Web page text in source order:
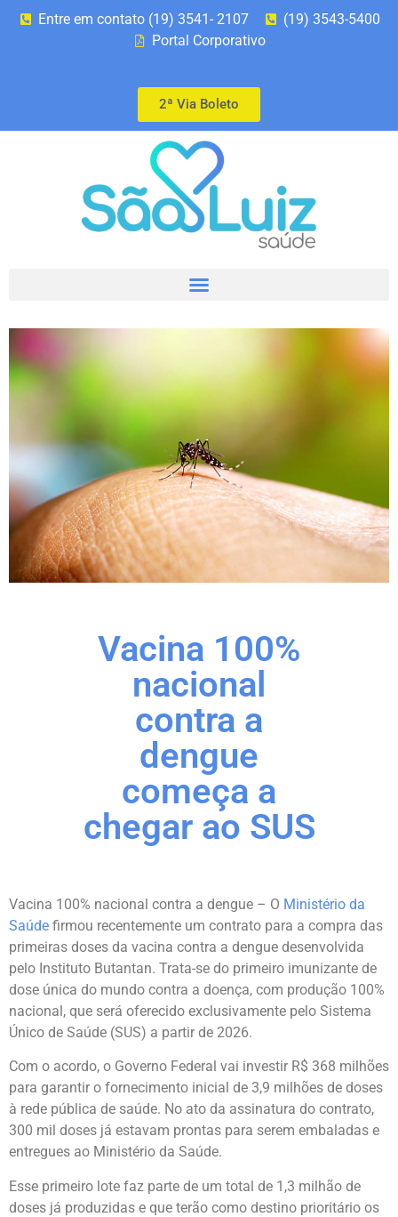
Entre em contato (19) 3541- 2107
(19) 3543-5400
Portal Corporativo
2ª Via Boleto
Vacina 100%
nacional
contra a
dengue
começa a
chegar ao SUS
Vacina 100% nacional contra a dengue – O Ministério da
Saúde firmou recentemente um contrato para a compra das
primeiras doses da vacina contra a dengue desenvolvida
pelo Instituto Butantan. Trata-se do primeiro imunizante de
dose única do mundo contra a doença, com produção 100%
nacional, que será oferecido exclusivamente pelo Sistema
Único de Saúde (SUS) a partir de 2026.
Com o acordo, o Governo Federal vai investir R$ 368 milhões
para garantir o fornecimento inicial de 3,9 milhões de doses
à rede pública de saúde. No ato da assinatura do contrato,
300 mil doses já estavam prontas para serem embaladas e
entregues ao Ministério da Saúde.
Esse primeiro lote faz parte de um total de 1,3 milhão de
doses já produzidas e que terão como destino prioritário os